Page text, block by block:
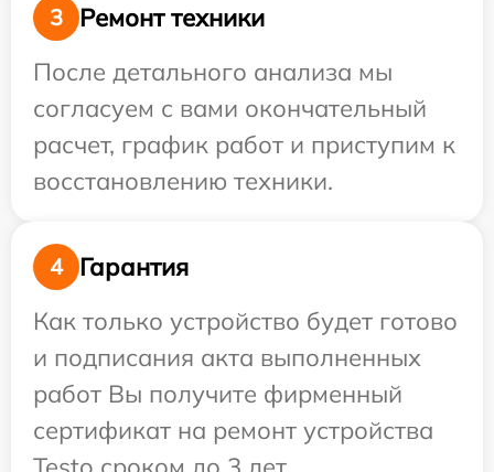
3
Ремонт техники
После детального анализа мы
согласуем с вами окончательный
расчет, график работ и приступим к
восстановлению техники.
4
Гарантия
Как только устройство будет готово
и подписания акта выполненных
работ Вы получите фирменный
сертификат на ремонт устройства